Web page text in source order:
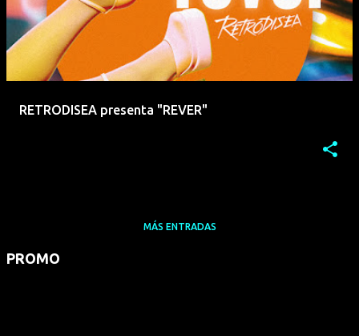
RETRODISEA presenta "REVER"
MÁS ENTRADAS
PROMO